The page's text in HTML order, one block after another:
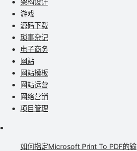
架构设计
游戏
源码下载
琐事杂记
电子商务
网站
网站模板
网站运营
网络营销
项目管理
如何指定Microsoft Print To PDF的输